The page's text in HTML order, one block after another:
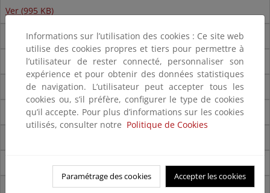
Ver (995 KB)
Extremadura
Ver (1,3 MB)
Galicia
Ver (1,2 MB)
Ver (8.3 MB)
Islas Baleares
Informations sur l’utilisation des cookies : Ce site web
utilise des cookies propres et tiers pour permettre à
l’utilisateur de rester connecté, personnaliser son
expérience et pour obtenir des données statistiques
de navigation. L’utilisateur peut accepter tous les
cookies ou, s’il préfère, configurer le type de cookies
qu’il accepte. Pour plus d’informations sur les cookies
utilisés, consulter notre Politique de Cookies
Paramétrage des cookies Accepter les cookies